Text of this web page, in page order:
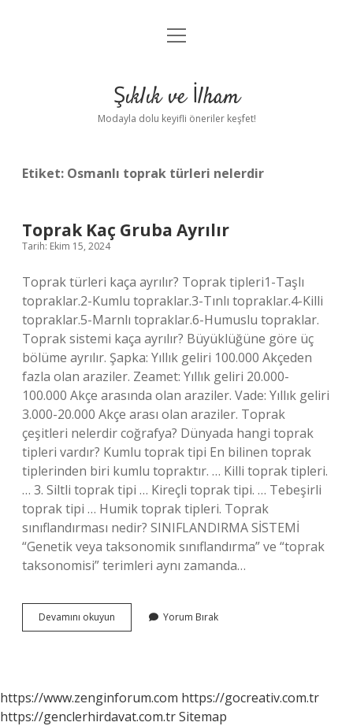
Anasayfa
Yasal Uyarı
menüyü
Şıklık ve İlham
Modayla dolu keyifli öneriler keşfet!
Etiket: Osmanlı toprak türleri nelerdir
Toprak Kaç Gruba Ayrılır
Tarih: Ekim 15, 2024
Toprak türleri kaça ayrılır? Toprak tipleri1-Taşlı
topraklar.2-Kumlu topraklar.3-Tınlı topraklar.4-Killi
topraklar.5-Marnlı topraklar.6-Humuslu topraklar.
Toprak sistemi kaça ayrılır? Büyüklüğüne göre üç
bölüme ayrılır. Şapka: Yıllık geliri 100.000 Akçeden
fazla olan araziler. Zeamet: Yıllık geliri 20.000-
100.000 Akçe arasında olan araziler. Vade: Yıllık geliri
3.000-20.000 Akçe arası olan araziler. Toprak
çeşitleri nelerdir coğrafya? Dünyada hangi toprak
tipleri vardır? Kumlu toprak tipi En bilinen toprak
tiplerinden biri kumlu topraktır. … Killi toprak tipleri.
… 3. Siltli toprak tipi … Kireçli toprak tipi. … Tebeşirli
toprak tipi … Humik toprak tipleri. Toprak
sınıflandırması nedir? SINIFLANDIRMA SİSTEMİ
“Genetik veya taksonomik sınıflandırma” ve “toprak
taksonomisi” terimleri aynı zamanda…
Devamını okuyun
Kaç
Yorum Bırak
https://www.zenginforum.com https://gocreativ.com.tr
https://genclerhirdavat.com.trSitemap